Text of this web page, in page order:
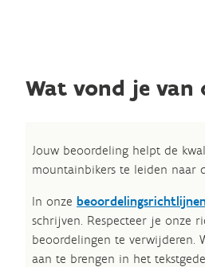
Wat vond je van
Jouw beoordeling helpt de
mountainbikers te leiden naar
In onze
schrijven. Respecteer je onze
beoordelingen te verwijderen.
aan te brengen in het